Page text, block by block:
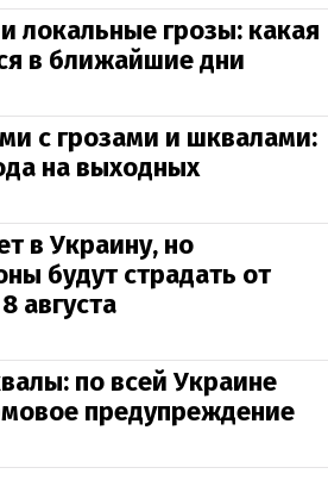
локальные грозы: какая
в ближайшие дни
с грозами и шквалами:
на выходных
в Украину, но
будут страдать от
августа
по всей Украине
предупреждение